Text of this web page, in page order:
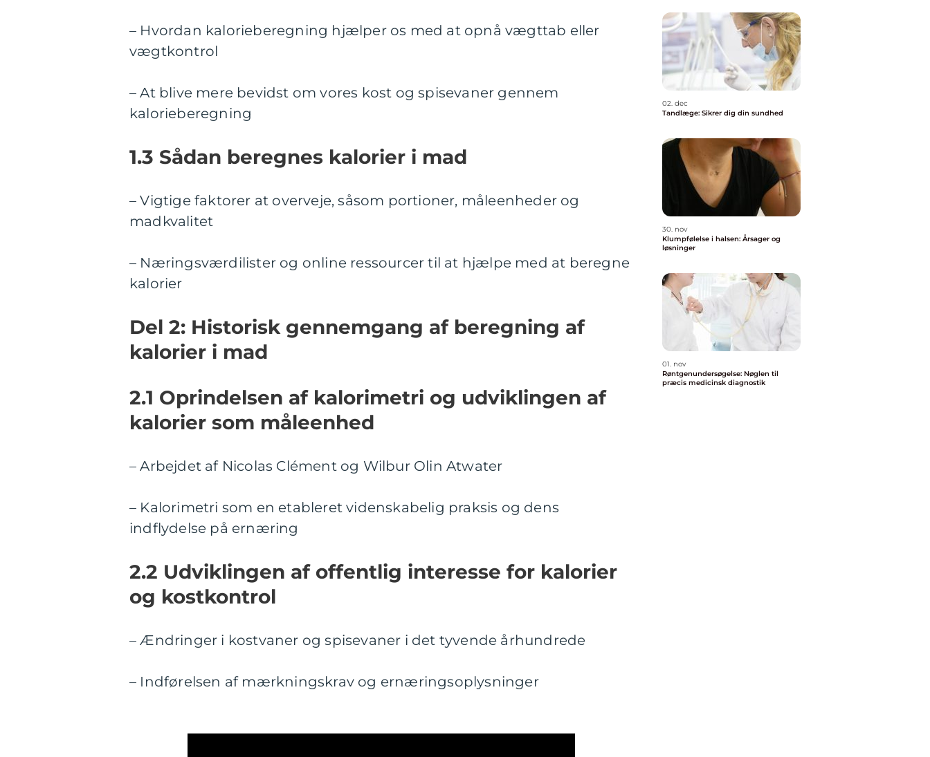
– Hvordan kalorieberegning hjælper os med at opnå vægttab eller
vægtkontrol
– At blive mere bevidst om vores kost og spisevaner gennem
kalorieberegning
1.3 Sådan beregnes kalorier i mad
– Vigtige faktorer at overveje, såsom portioner, måleenheder og
madkvalitet
– Næringsværdilister og online ressourcer til at hjælpe med at beregne
kalorier
Del 2: Historisk gennemgang af beregning af
kalorier i mad
2.1 Oprindelsen af kalorimetri og udviklingen af
kalorier som måleenhed
– Arbejdet af Nicolas Clément og Wilbur Olin Atwater
– Kalorimetri som en etableret videnskabelig praksis og dens
indflydelse på ernæring
2.2 Udviklingen af offentlig interesse for kalorier
og kostkontrol
– Ændringer i kostvaner og spisevaner i det tyvende århundrede
– Indførelsen af mærkningskrav og ernæringsoplysninger
02. dec
Tandlæge: Sikrer dig din sundhed
30. nov
Klumpfølelse i halsen: Årsager og
løsninger
01. nov
Røntgenundersøgelse: Nøglen til
præcis medicinsk diagnostik